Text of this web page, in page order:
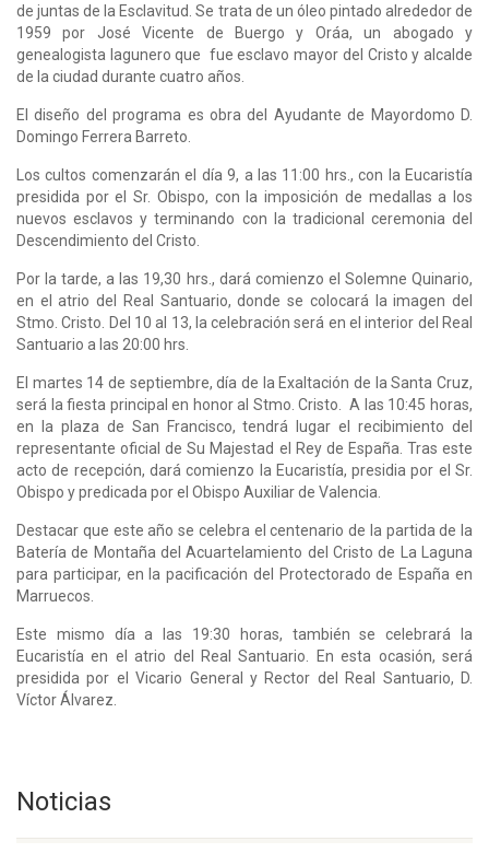
de juntas de la Esclavitud. Se trata de un óleo pintado alrededor de
1959 por José Vicente de Buergo y Oráa, un abogado y
genealogista lagunero que fue esclavo mayor del Cristo y alcalde
de la ciudad durante cuatro años.
El diseño del programa es obra del Ayudante de Mayordomo D.
Domingo Ferrera Barreto.
Los cultos comenzarán el día 9, a las 11:00 hrs., con la Eucaristía
presidida por el Sr. Obispo, con la imposición de medallas a los
nuevos esclavos y terminando con la tradicional ceremonia del
Descendimiento del Cristo.
Por la tarde, a las 19,30 hrs., dará comienzo el Solemne Quinario,
en el atrio del Real Santuario, donde se colocará la imagen del
Stmo. Cristo. Del 10 al 13, la celebración será en el interior del Real
Santuario a las 20:00 hrs.
El martes 14 de septiembre, día de la Exaltación de la Santa Cruz,
será la fiesta principal en honor al Stmo. Cristo. A las 10:45 horas,
en la plaza de San Francisco, tendrá lugar el recibimiento del
representante oficial de Su Majestad el Rey de España. Tras este
acto de recepción, dará comienzo la Eucaristía, presidia por el Sr.
Obispo y predicada por el Obispo Auxiliar de Valencia.
Destacar que este año se celebra el centenario de la partida de la
Batería de Montaña del Acuartelamiento del Cristo de La Laguna
para participar, en la pacificación del Protectorado de España en
Marruecos.
Este mismo día a las 19:30 horas, también se celebrará la
Eucaristía en el atrio del Real Santuario. En esta ocasión, será
presidida por el Vicario General y Rector del Real Santuario, D.
Víctor Álvarez.
Noticias